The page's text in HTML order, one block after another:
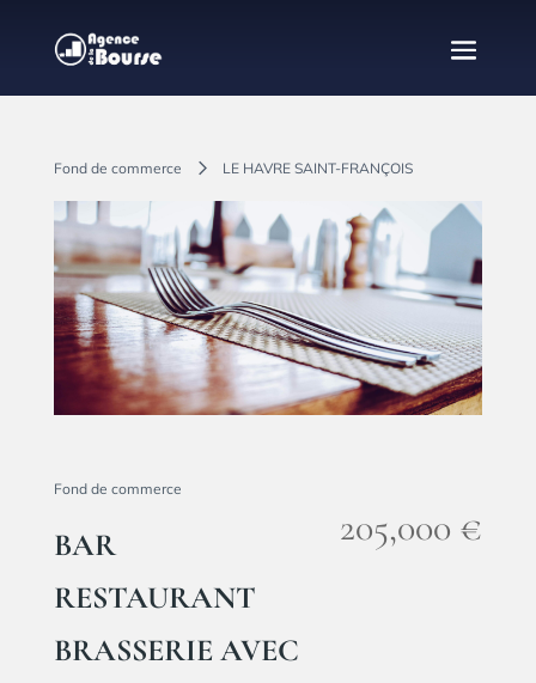
Fond de commerce LE HAVRE SAINT-FRANÇOIS
Fond de commerce
BAR
RESTAURANT
BRASSERIE AVEC
205,000 €